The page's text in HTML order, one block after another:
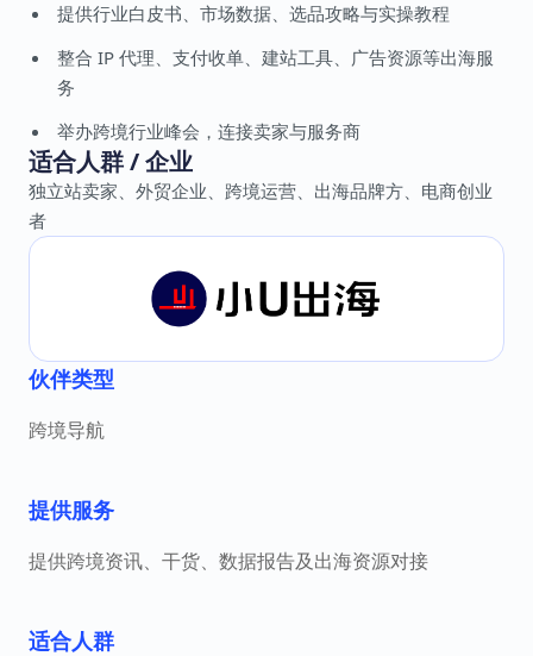
提供行业白皮书、市场数据、选品攻略与实操教程
整合 IP 代理、支付收单、建站工具、广告资源等出海服
务
举办跨境行业峰会，连接卖家与服务商
适合人群 / 企业
独立站卖家、外贸企业、跨境运营、出海品牌方、电商创业
者
伙伴类型
跨境导航
提供服务
提供跨境资讯、干货、数据报告及出海资源对接
适合人群